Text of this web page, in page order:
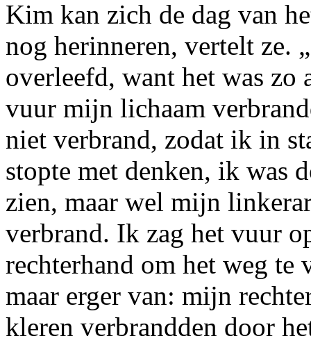
Kim kan zich de dag van
nog herinneren, vertelt ze.
overleefd, want het was
vuur mijn lichaam
niet verbrand, zodat ik in
stopte met denken, ik was
zien, maar wel mijn
verbrand. Ik zag het vuur
rechterhand om het weg te
maar erger van: mijn
kleren verbrandden door